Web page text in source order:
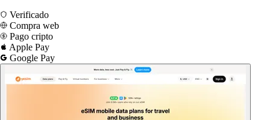
Verificado
Compra web
Pago cripto
Apple Pay
Google Pay